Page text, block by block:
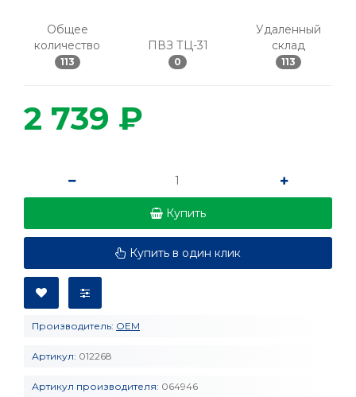
Общее
количество
113
ПВЗ ТЦ-31
0
Удаленный
склад
113
2 739 ₽
Купить
Купить в один клик
Производитель: OEM
Артикул: 012268
Артикул производителя: 064946